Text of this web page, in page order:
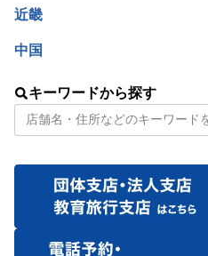
岐阜県
近畿
奈良県
中国
岡山県
キーワードから探す